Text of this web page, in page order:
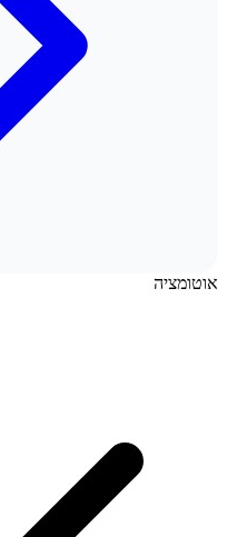
אוטומציה